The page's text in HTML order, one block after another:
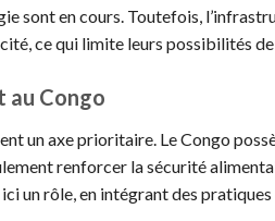
sont en cours. Toutefois,
ce qui limite leurs possibilités
au Congo
un axe prioritaire. Le Congo
renforcer la sécurité
un rôle, en intégrant des